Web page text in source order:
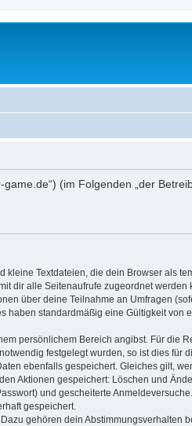
(im Folgenden „der
Textdateien, die dein Browser als
dir alle Seitenaufrufe zugeordnet
über deine Teilnahme an Umfragen
standardmäßig eine Gültigkeit von
persönlichem Bereich angibst. Für die
festgelegt wurden, so ist dies für
ebenfalls gespeichert. Gleiches gilt,
Aktionen gespeichert: Löschen und
und gescheiterte
gespeichert.
gehören dein Abstimmungsverhalten